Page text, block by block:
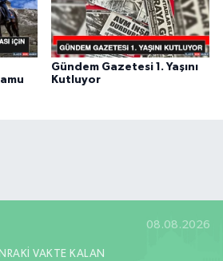
Gündem Gazetesi 1. Yaşını
Kutluyor
08.08.2026
VAKTE KALAN